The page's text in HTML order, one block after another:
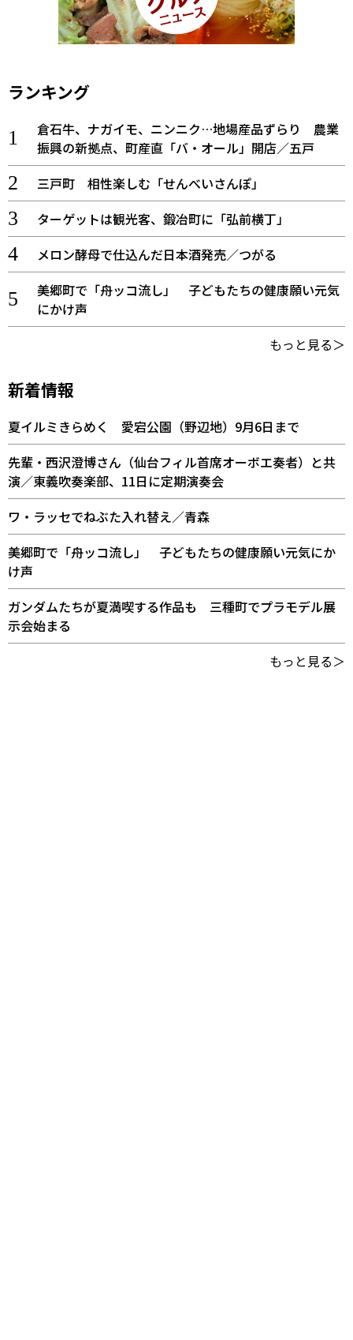
ランキング
倉石牛、ナガイモ、ニンニク…地場産品ずらり 農業
振興の新拠点、町産直「バ・オール」開店／五戸
三戸町 相性楽しむ「せんべいさんぽ」
ターゲットは観光客、鍛冶町に「弘前横丁」
メロン酵母で仕込んだ日本酒発売／つがる
美郷町で「舟ッコ流し」 子どもたちの健康願い元気
にかけ声
もっと見る＞
新着情報
夏イルミきらめく 愛宕公園（野辺地）9月6日まで
先輩・西沢澄博さん（仙台フィル首席オーボエ奏者）と共
演／東義吹奏楽部、11日に定期演奏会
ワ・ラッセでねぶた入れ替え／青森
美郷町で「舟ッコ流し」 子どもたちの健康願い元気にか
け声
ガンダムたちが夏満喫する作品も 三種町でプラモデル展
示会始まる
もっと見る＞